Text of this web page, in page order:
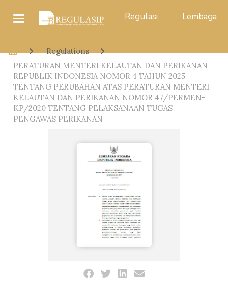
Regulasi Lembaga
Regulations
PERATURAN MENTERI KELAUTAN DAN PERIKANAN
REPUBLIK INDONESIA NOMOR 4 TAHUN 2025
TENTANG PERUBAHAN ATAS PERATURAN MENTERI
KELAUTAN DAN PERIKANAN NOMOR 47/PERMEN-
KP/2020 TENTANG PELAKSANAAN TUGAS
PENGAWAS PERIKANAN